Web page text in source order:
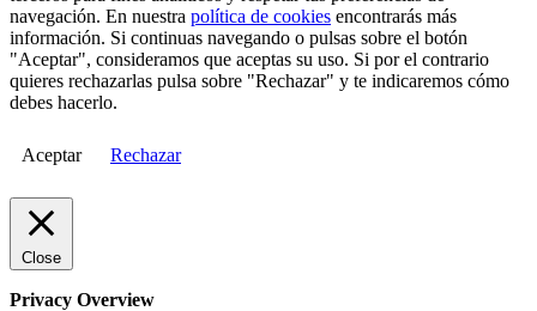
navegación. En nuestra política de cookies encontrarás más
información. Si continuas navegando o pulsas sobre el botón
"Aceptar", consideramos que aceptas su uso. Si por el contrario
quieres rechazarlas pulsa sobre "Rechazar" y te indicaremos cómo
debes hacerlo.
Aceptar Rechazar
Close
Privacy Overview